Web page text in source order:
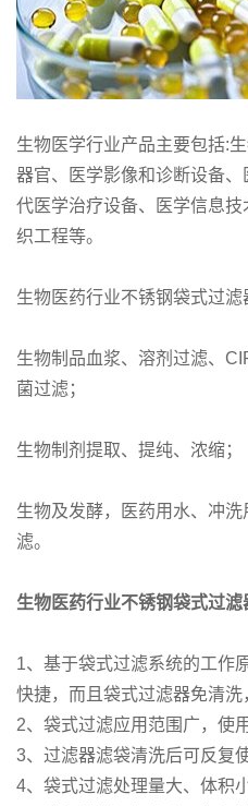
生物医学行业产品主要包括:
器官、医学影像和诊断设备
代医学治疗设备、医学信息
织工程等。
生物医药行业不锈钢袋式过滤
生物制品血浆、溶剂过滤、
菌过滤；
生物制剂提取、提纯、浓缩；
生物及发酵，医药用水、冲
滤。
生物医药行业不锈钢袋式过滤
1、基于袋式过滤系统的工作
快捷，而且袋式过滤器免清洗
2、袋式过滤应用范围广，使
3、过滤器滤袋清洗后可反复
4、袋式过滤处理量大、体积